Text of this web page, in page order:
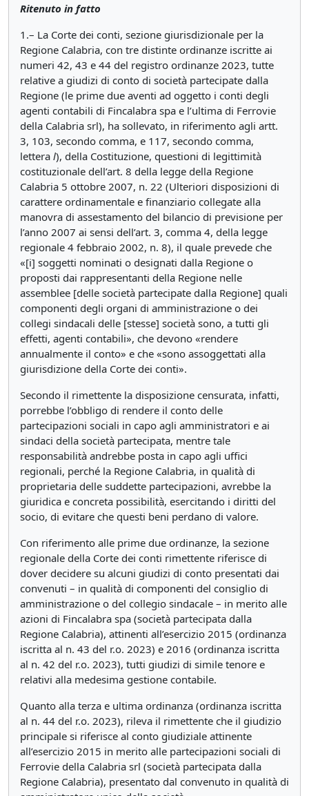
Ritenuto in fatto
1.– La Corte dei conti, sezione giurisdizionale per la
Regione Calabria, con tre distinte ordinanze iscritte ai
numeri 42, 43 e 44 del registro ordinanze 2023, tutte
relative a giudizi di conto di società partecipate dalla
Regione (le prime due aventi ad oggetto i conti degli
agenti contabili di Fincalabra spa e l’ultima di Ferrovie
della Calabria srl), ha sollevato, in riferimento agli artt.
3, 103, secondo comma, e 117, secondo comma,
lettera l), della Costituzione, questioni di legittimità
costituzionale dell’art. 8 della legge della Regione
Calabria 5 ottobre 2007, n. 22 (Ulteriori disposizioni di
carattere ordinamentale e finanziario collegate alla
manovra di assestamento del bilancio di previsione per
l’anno 2007 ai sensi dell’art. 3, comma 4, della legge
regionale 4 febbraio 2002, n. 8), il quale prevede che
«[i] soggetti nominati o designati dalla Regione o
proposti dai rappresentanti della Regione nelle
assemblee [delle società partecipate dalla Regione] quali
componenti degli organi di amministrazione o dei
collegi sindacali delle [stesse] società sono, a tutti gli
effetti, agenti contabili», che devono «rendere
annualmente il conto» e che «sono assoggettati alla
giurisdizione della Corte dei conti».
Secondo il rimettente la disposizione censurata, infatti,
porrebbe l’obbligo di rendere il conto delle
partecipazioni sociali in capo agli amministratori e ai
sindaci della società partecipata, mentre tale
responsabilità andrebbe posta in capo agli uffici
regionali, perché la Regione Calabria, in qualità di
proprietaria delle suddette partecipazioni, avrebbe la
giuridica e concreta possibilità, esercitando i diritti del
socio, di evitare che questi beni perdano di valore.
Con riferimento alle prime due ordinanze, la sezione
regionale della Corte dei conti rimettente riferisce di
dover decidere su alcuni giudizi di conto presentati dai
convenuti – in qualità di componenti del consiglio di
amministrazione o del collegio sindacale – in merito alle
azioni di Fincalabra spa (società partecipata dalla
Regione Calabria), attinenti all’esercizio 2015 (ordinanza
iscritta al n. 43 del r.o. 2023) e 2016 (ordinanza iscritta
al n. 42 del r.o. 2023), tutti giudizi di simile tenore e
relativi alla medesima gestione contabile.
Quanto alla terza e ultima ordinanza (ordinanza iscritta
al n. 44 del r.o. 2023), rileva il rimettente che il giudizio
principale si riferisce al conto giudiziale attinente
all’esercizio 2015 in merito alle partecipazioni sociali di
Ferrovie della Calabria srl (società partecipata dalla
Regione Calabria), presentato dal convenuto in qualità di